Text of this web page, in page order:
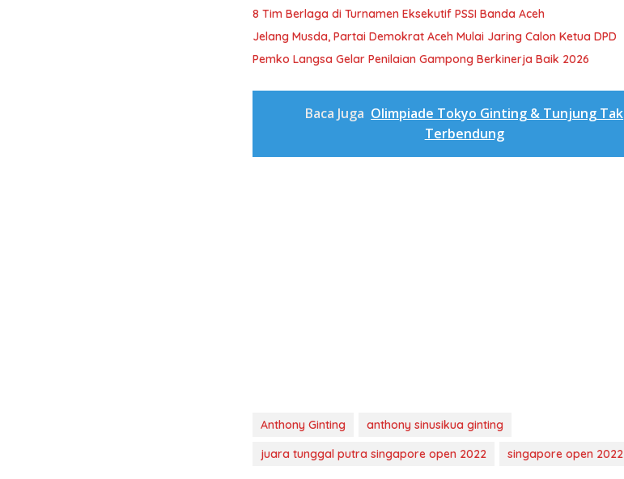
8 Tim Berlaga di Turnamen Eksekutif PSSI Banda Aceh
Jelang Musda, Partai Demokrat Aceh Mulai Jaring Calon Ketua DPD
Pemko Langsa Gelar Penilaian Gampong Berkinerja Baik 2026
Baca Juga Olimpiade Tokyo Ginting & Tunjung Tak
Terbendung
Anthony Ginting
anthony sinusikua ginting
juara tunggal putra singapore open 2022
singapore open 2022